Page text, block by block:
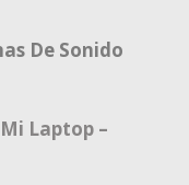
De Sonido
Laptop –